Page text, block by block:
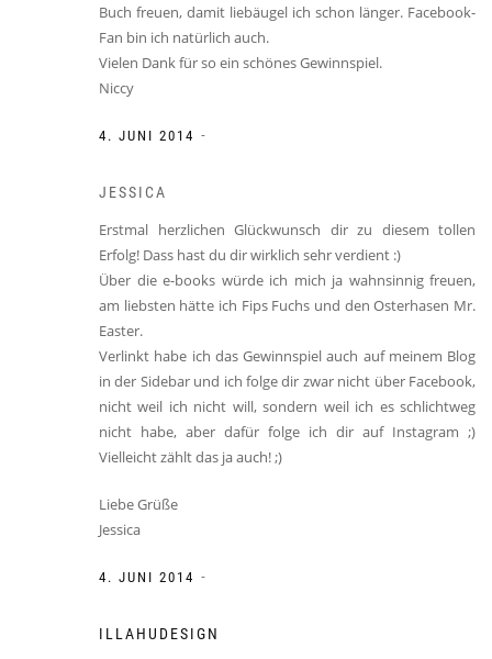
Buch freuen, damit liebäugel ich schon länger. Facebook-
Fan bin ich natürlich auch.
Vielen Dank für so ein schönes Gewinnspiel.
Niccy
4. JUNI 2014 -
JESSICA
Erstmal herzlichen Glückwunsch dir zu diesem tollen
Erfolg! Dass hast du dir wirklich sehr verdient :)
Über die e-books würde ich mich ja wahnsinnig freuen,
am liebsten hätte ich Fips Fuchs und den Osterhasen Mr.
Easter.
Verlinkt habe ich das Gewinnspiel auch auf meinem Blog
in der Sidebar und ich folge dir zwar nicht über Facebook,
nicht weil ich nicht will, sondern weil ich es schlichtweg
nicht habe, aber dafür folge ich dir auf Instagram ;)
Vielleicht zählt das ja auch! ;)
Liebe Grüße
Jessica
4. JUNI 2014 -
ILLAHUDESIGN